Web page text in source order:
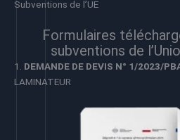
Subventions de l’UE
Formulaires
subventions de
1. DEMANDE DE DEVIS N° 1/2023/
LAMINATEUR